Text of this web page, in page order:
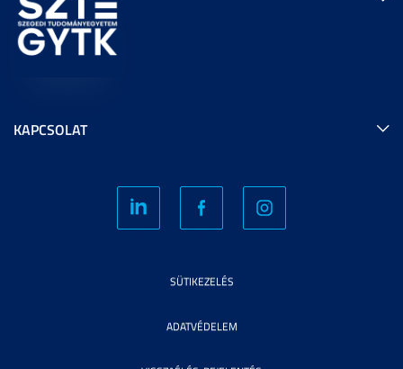
KAPCSOLAT
SÜTIKEZELÉS
ADATVÉDELEM